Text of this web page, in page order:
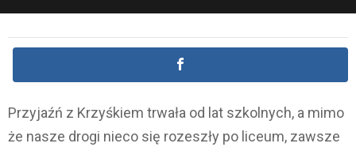
Przyjaźń z Krzyśkiem trwała od lat szkolnych, a mimo
że nasze drogi nieco się rozeszły po liceum, zawsze